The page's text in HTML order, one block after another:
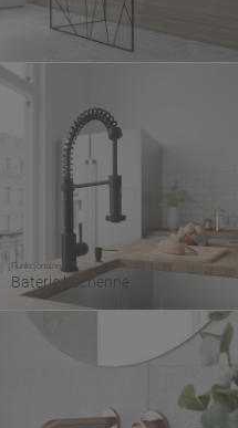
Funkcjonalne
Baterie kuchenne